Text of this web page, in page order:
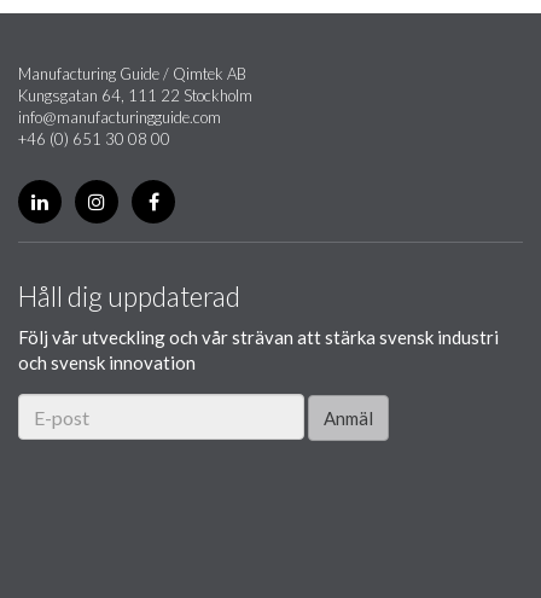
Manufacturing Guide / Qimtek AB
Kungsgatan 64, 111 22 Stockholm
info@manufacturingguide.com
+46 (0) 651 30 08 00
Håll dig uppdaterad
Följ vår utveckling och vår strävan att stärka svensk industri
och svensk innovation
Anmäl